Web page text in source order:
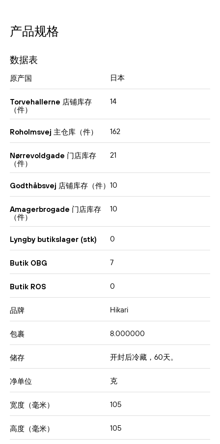
产品规格
数据表
原产国 日本
Torvehallerne 店铺库存
（件）
14
Roholmsvej 主仓库（件） 162
Nørrevoldgade 门店库存
（件）
21
Godthåbsvej 店铺库存（件） 10
Amagerbrogade 门店库存
（件）
10
Lyngby butikslager (stk) 0
Butik OBG 7
Butik ROS 0
品牌 Hikari
包裹 8.000000
储存 开封后冷藏，60天。
净单位 克
宽度（毫米） 105
高度（毫米） 105